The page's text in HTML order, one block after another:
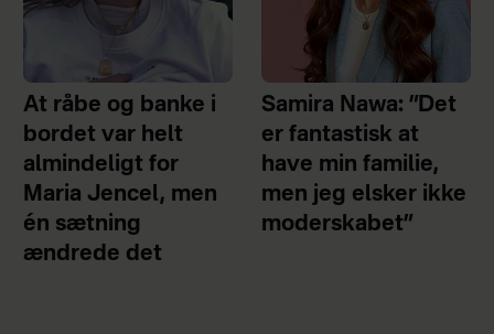
At råbe og banke i
bordet var helt
almindeligt for
Maria Jencel, men
én sætning
ændrede det
Samira Nawa: ”Det
er fantastisk at
have min familie,
men jeg elsker ikke
moderskabet”